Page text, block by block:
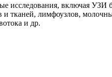
исследования, включая
тканей, лимфоузлов,
и др.